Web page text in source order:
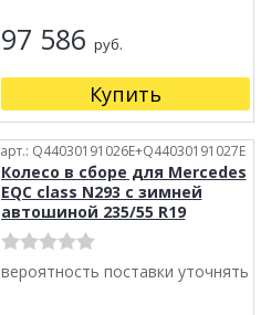
97 586 руб.
Купить
арт.: Q44030191026E+Q44030191027E
Колесо в сборе для Mercedes
EQC class N293 с зимней
автошиной 235/55 R19
вероятность поставки уточнять